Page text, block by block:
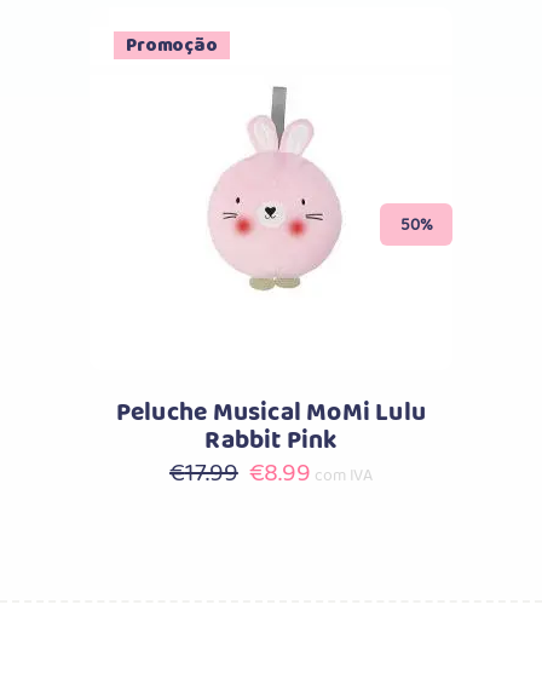
Promoção
50%
Comprar
Peluche Musical MoMi Lulu
Rabbit Pink
€17.99 O
€8.99Ocom IVA